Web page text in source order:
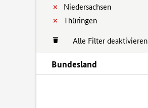
Niedersachsen
Thüringen
Alle Filter deaktivieren
Bundesland